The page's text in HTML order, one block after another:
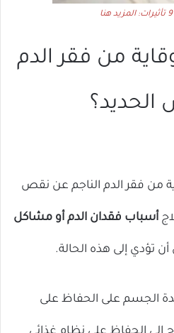
من فقر الدم
الحديد؟
من فقر الدم الناجم عن نقص
أسباب فقدان الدم أو مشاكل
أن تؤدي إلى هذه الحالة.
الجسم على الحفاظ على